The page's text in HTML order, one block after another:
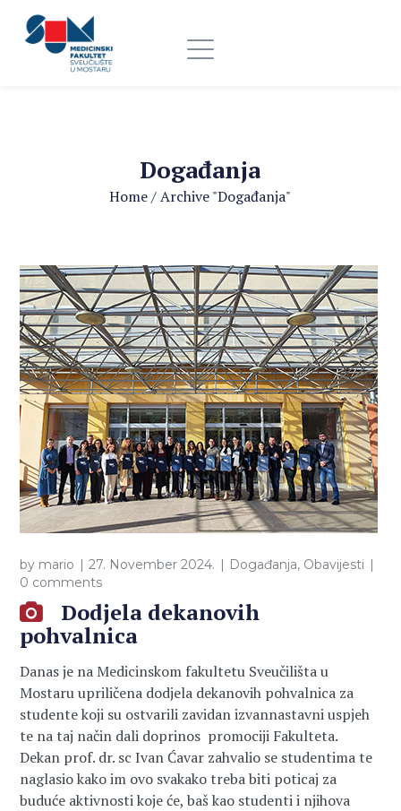
Događanja
Home/Archive "Događanja"
by mario 27. November 2024. Događanja, Obavijesti
0 comments
Dodjela dekanovih
pohvalnica
Danas je na Medicinskom fakultetu Sveučilišta u
Mostaru upriličena dodjela dekanovih pohvalnica za
studente koji su ostvarili zavidan izvannastavni uspjeh
te na taj način dali doprinos promociji Fakulteta.
Dekan prof. dr. sc Ivan Ćavar zahvalio se studentima te
naglasio kako im ovo svakako treba biti poticaj za
buduće aktivnosti koje će, baš kao studenti i njihova